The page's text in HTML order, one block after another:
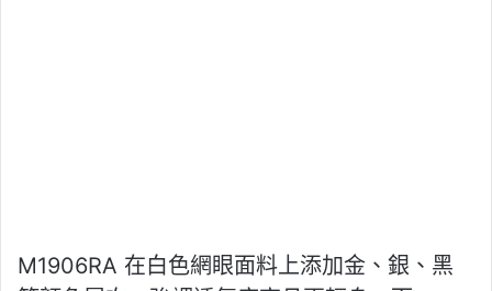
M1906RA 在白色網眼面料上添加金、銀、黑